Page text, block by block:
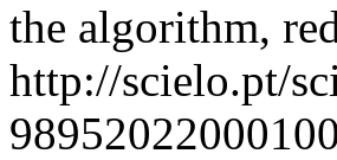
the algorithm,
http://scielo.pt/